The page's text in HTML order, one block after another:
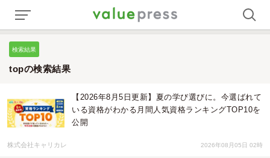
検索結果
topの検索結果
【2026年8月5日更新】夏の学び選びに。今選ばれて
いる資格がわかる月間人気資格ランキングTOP10を
公開
株式会社キャリカレ 2026年08月05日 02時